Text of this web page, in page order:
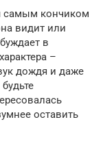
самым кончиком
видит или
в
–
дождя и даже
оставить